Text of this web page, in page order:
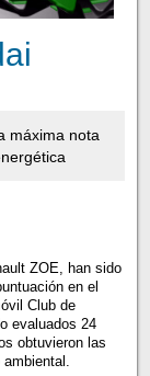
máxima nota
ZOE, han sido
en el
Club de
evaluados 24
obtuvieron las